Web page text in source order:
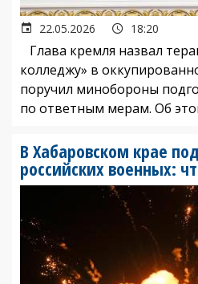
22.05.2026 18:20
Глава кремля назвал
колледжу» в
поручил минобороны
по ответным мерам. Об
В Хабаровском крае
российских военных: